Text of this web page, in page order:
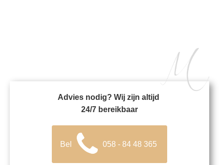
Advies nodig? Wij zijn altijd
24/7 bereikbaar
Bel 058 - 84 48 365